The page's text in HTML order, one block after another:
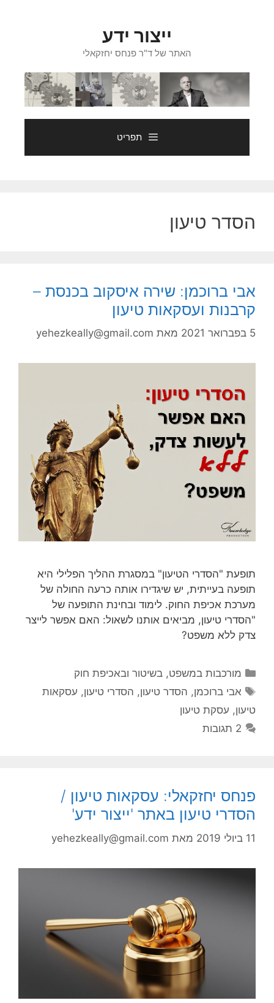
ייצור ידע
האתר של ד"ר פנחס יחזקאלי
תפריט
הסדר טיעון
אבי ברוכמן: שירה איסקוב בכנסת –
קרבנות ועסקאות טיעון
5 בפברואר 2021 מאת yehezkeally@gmail.com
תופעת "הסדרי הטיעון" במסגרת ההליך הפלילי היא
תופעה בעייתית, יש שיגדירו אותה כרעה החולה של
מערכת אכיפת החוק. לימוד ובחינת התופעה של
"הסדרי טיעון, מביאים אותנו לשאול: האם אפשר לייצר
צדק ללא משפט?
קטגוריות
מורכבות במשפט, בשיטור ובאכיפת חוק
תגיות
אבי ברוכמן, הסדר טיעון, הסדרי טיעון, עסקאות
טיעון, עסקת טיעון
2 תגובות
פנחס יחזקאלי: עסקאות טיעון /
הסדרי טיעון באתר 'ייצור ידע'
11 ביולי 2019 מאת yehezkeally@gmail.com